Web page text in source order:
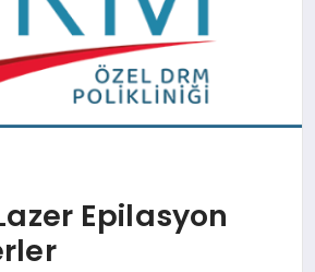
Epilasyon